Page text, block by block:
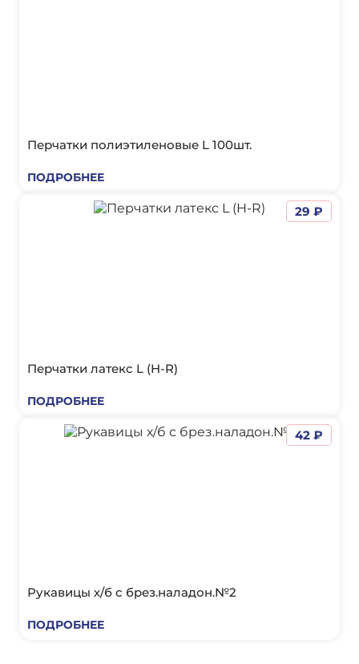
Перчатки полиэтиленовые L 100шт.
ПОДРОБНЕЕ
Перчатки латекс L (H-R)
ПОДРОБНЕЕ
29 ₽
Рукавицы х/б с брез.наладон.№2
ПОДРОБНЕЕ
42 ₽